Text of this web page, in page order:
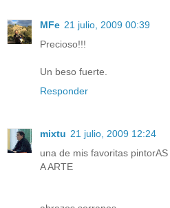
MFe 21 julio, 2009 00:39
Precioso!!!
Un beso fuerte.
Responder
mixtu 21 julio, 2009 12:24
una de mis favoritas pintorAS
A ARTE